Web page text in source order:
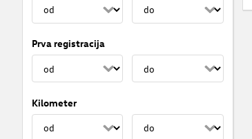
Prva registracija
Kilometer